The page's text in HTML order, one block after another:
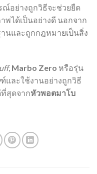
อย่างถูกวิธีจะช่วยยืด
พได้เป็นอย่างดี นอกจาก
นและถูกกฎหมายเป็นสิ่ง
, Marbo Zero หรือรุ่น
และใช้งานอย่างถูกวิธี
สุดจากหัวพอตมาโบ